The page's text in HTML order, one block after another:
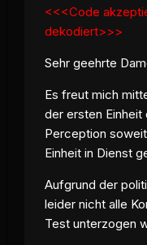
<<<Code
dekodiert>>>
Sehr geehrte
Es freut mich
der ersten Einheit
Perception
Einheit in Dienst
Aufgrund der
leider nicht alle
Test unterzogen